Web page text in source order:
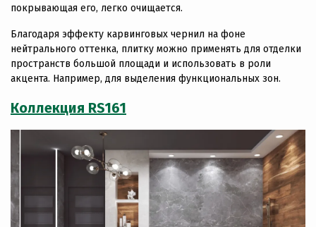
покрывающая его, легко очищается.
Благодаря эффекту карвинговых чернил на фоне
нейтрального оттенка, плитку можно применять для отделки
пространств большой площади и использовать в роли
акцента. Например, для выделения функциональных зон.
Коллекция RS161